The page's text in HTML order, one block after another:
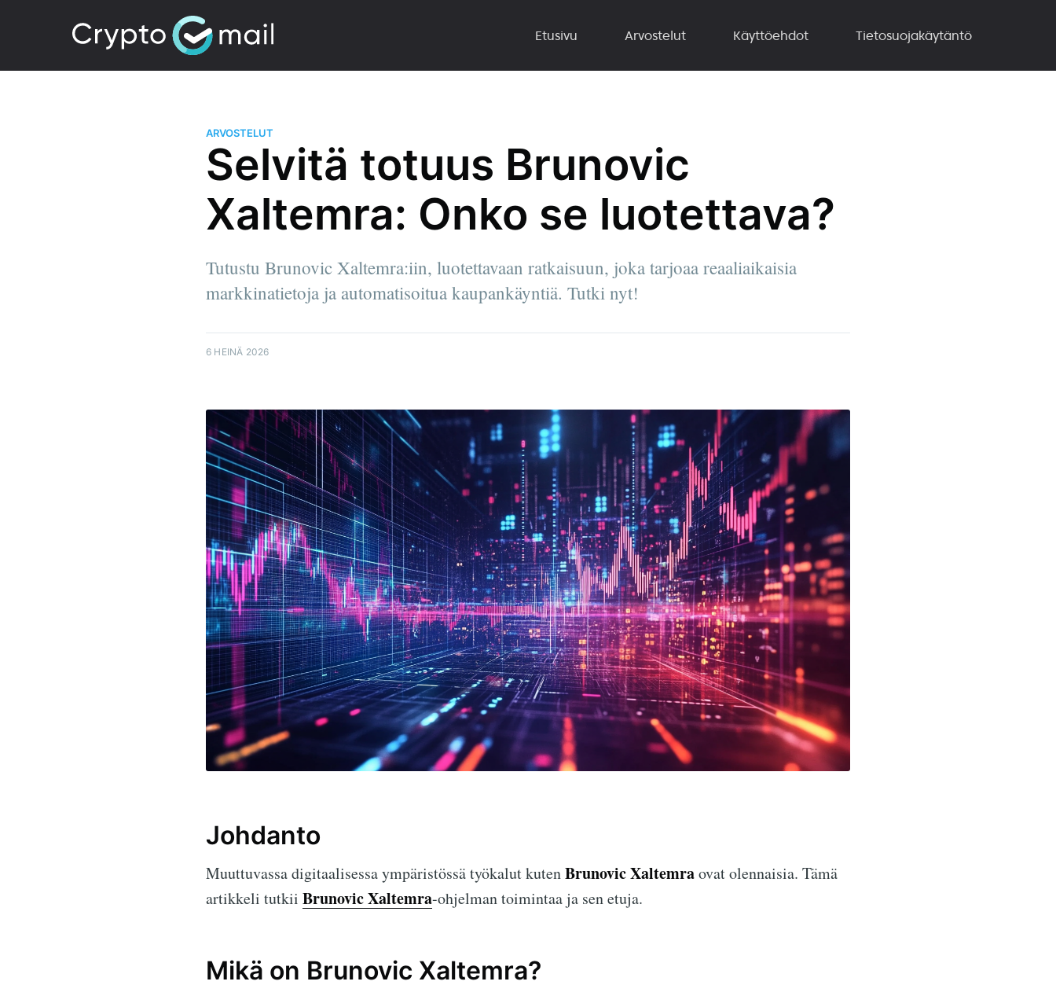
Etusivu Arvostelut Käyttöehdot Tietosuojakäytäntö
ARVOSTELUT
Selvitä totuus Brunovic
Xaltemra: Onko se luotettava?
Tutustu Brunovic Xaltemra:iin, luotettavaan ratkaisuun, joka tarjoaa reaaliaikaisia
markkinatietoja ja automatisoitua kaupankäyntiä. Tutki nyt!
6 HEINÄ 2026
Johdanto
Muuttuvassa digitaalisessa ympäristössä työkalut kutenBrunovic Xaltemraovat olennaisia. Tämä
artikkeli tutkii Brunovic Xaltemra-ohjelman toimintaa ja sen etuja.
Mikä on Brunovic Xaltemra?